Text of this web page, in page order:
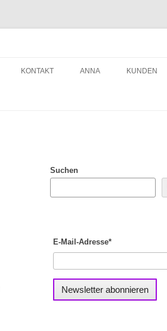
KONTAKT ANNA KUNDEN
Suchen
E-Mail-Adresse*